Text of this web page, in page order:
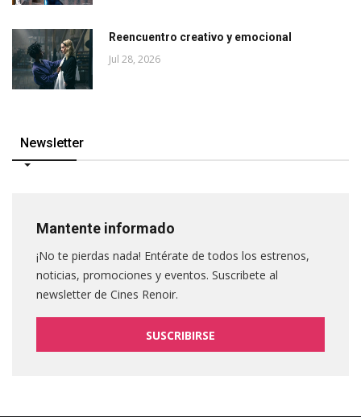
Reencuentro creativo y emocional
Jul 28, 2026
Newsletter
Mantente informado
¡No te pierdas nada! Entérate de todos los estrenos,
noticias, promociones y eventos. Suscribete al
newsletter de Cines Renoir.
SUSCRIBIRSE